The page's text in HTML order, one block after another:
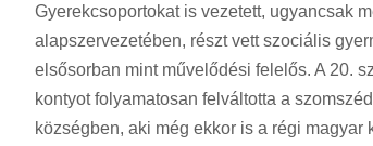
Gyerekcsoportokat is vezetett, ugyancsak
alapszervezetében, részt vett szociális
elsősorban mint művelődési felelős. A 20.
kontyot folyamatosan felváltotta a
községben, aki még ekkor is a régi